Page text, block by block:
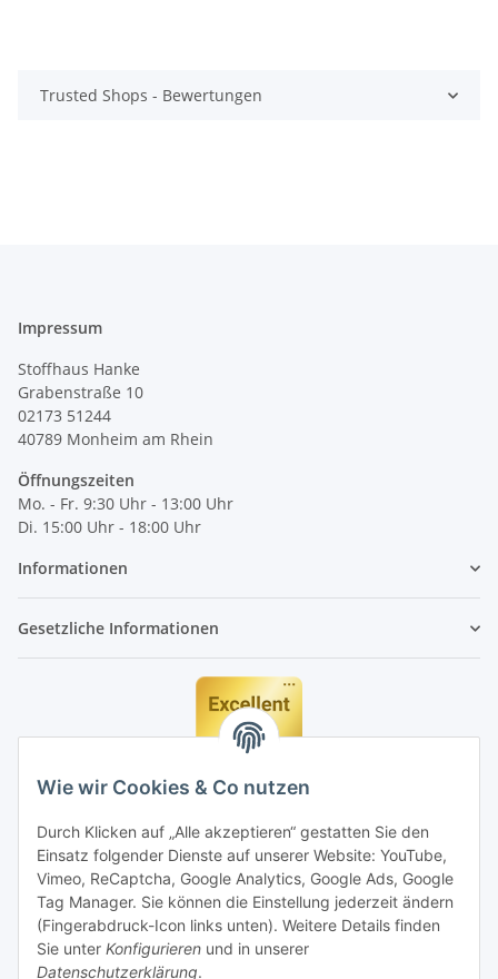
Wie wir Cookies & Co nutzen
Durch Klicken auf „Alle akzeptieren“ gestatten Sie den
Einsatz folgender Dienste auf unserer Website: YouTube,
Vimeo, ReCaptcha, Google Analytics, Google Ads, Google
Tag Manager. Sie können die Einstellung jederzeit ändern
(Fingerabdruck-Icon links unten). Weitere Details finden
Sie unter Konfigurieren und in unserer
Datenschutzerklärung.
Trusted Shops - Bewertungen
Impressum
Stoffhaus Hanke
Grabenstraße 10
02173 51244
40789 Monheim am Rhein
Öffnungszeiten
Mo. - Fr. 9:30 Uhr - 13:00 Uhr
Di. 15:00 Uhr - 18:00 Uhr
Informationen
Gesetzliche Informationen